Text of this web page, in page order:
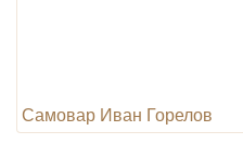
Самовар Иван Горелов